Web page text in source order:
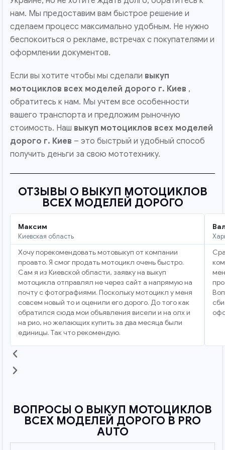
нам. Мы предоставим вам быстрое решение и
сделаем процесс максимально удобным. Не нужно
беспокоиться о рекламе, встречах с покупателями и
оформлении документов.
Если вы хотите чтобы мы сделали выкуп
мотоциклов всех моделей дорого г. Киев ,
обратитесь к нам. Мы учтем все особенности
вашего транспорта и предложим рыночную
стоимость. Наш выкуп мотоциклов всех моделей
дорого г. Киев – это быстрый и удобный способ
получить деньги за свою мототехнику.
ОТЗЫВЫ О ВЫКУП МОТОЦИКЛОВ
ВСЕХ МОДЕЛЕЙ ДОРОГО
Максим
Киевская область
Хочу порекомендовать мотовыкуп от компании
проавто. Я смог продать мотоцикл очень быстро.
Сам я из Киевской области, заявку на выкуп
мотоцикла отправлял не через сайт а напрямую на
почту с фотографиями. Поскольку мотоцикл у меня
совсем новый то и оценили его дорого. До того как
обратился сюда мои объявления висели и на олх и
на рио, но желающих купить за два месяца были
единицы. Так что рекомендую.
ВОПРОСЫ О ВЫКУП МОТОЦИКЛОВ
ВСЕХ МОДЕЛЕЙ ДОРОГО В PRO
AUTO